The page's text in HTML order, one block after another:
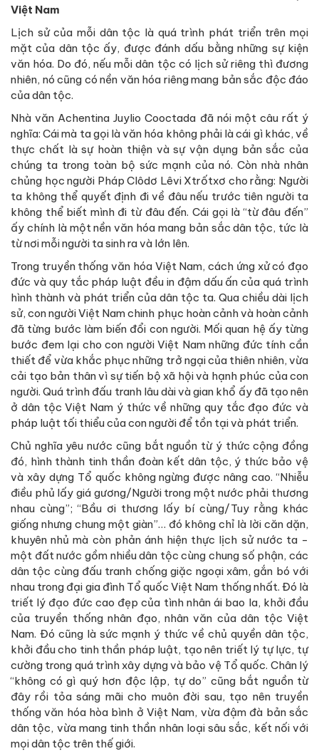
Việt Nam
Lịch sử của mỗi dân tộc là quá trình phát triển trên mọi
mặt của dân tộc ấy, được đánh dấu bằng những sự kiện
văn hóa. Do đó, nếu mỗi dân tộc có lịch sử riêng thì đương
nhiên, nó cũng có nền văn hóa riêng mang bản sắc độc đáo
của dân tộc.
Nhà văn Achentina Juylio Cooctada đã nói một câu rất ý
nghĩa: Cái mà ta gọi là văn hóa không phải là cái gì khác, về
thực chất là sự hoàn thiện và sự vận dụng bản sắc của
chúng ta trong toàn bộ sức mạnh của nó. Còn nhà nhân
chủng học người Pháp Clôdơ Lêvi Xtrốtxơ cho rằng: Người
ta không thể quyết định đi về đâu nếu trước tiên người ta
không thể biết mình đi từ đâu đến. Cái gọi là “từ đâu đến”
ấy chính là một nền văn hóa mang bản sắc dân tộc, tức là
từ nơi mỗi người ta sinh ra và lớn lên.
Trong truyền thống văn hóa Việt Nam, cách ứng xử có đạo
đức và quy tắc pháp luật đều in đậm dấu ấn của quá trình
hình thành và phát triển của dân tộc ta. Qua chiều dài lịch
sử, con người Việt Nam chinh phục hoàn cảnh và hoàn cảnh
đã từng bước làm biến đổi con người. Mối quan hệ ấy từng
bước đem lại cho con người Việt Nam những đức tính cần
thiết để vừa khắc phục những trở ngại của thiên nhiên, vừa
cải tạo bản thân vì sự tiến bộ xã hội và hạnh phúc của con
người. Quá trình đấu tranh lâu dài và gian khổ ấy đã tạo nên
ở dân tộc Việt Nam ý thức về những quy tắc đạo đức và
pháp luật tối thiểu của con người để tồn tại và phát triển.
Chủ nghĩa yêu nước cũng bắt nguồn từ ý thức cộng đồng
đó, hình thành tinh thần đoàn kết dân tộc, ý thức bảo vệ
và xây dựng Tổ quốc không ngừng được nâng cao. “Nhiễu
điều phủ lấy giá gương/Người trong một nước phải thương
nhau cùng”; “Bầu ơi thương lấy bí cùng/Tuy rằng khác
giống nhưng chung một giàn”… đó không chỉ là lời căn dặn,
khuyên nhủ mà còn phản ánh hiện thực lịch sử nước ta -
một đất nước gồm nhiều dân tộc cùng chung số phận, các
dân tộc cùng đấu tranh chống giặc ngoại xâm, gắn bó với
nhau trong đại gia đình Tổ quốc Việt Nam thống nhất. Đó là
triết lý đạo đức cao đẹp của tình nhân ái bao la, khởi đầu
của truyền thống nhân đạo, nhân văn của dân tộc Việt
Nam. Đó cũng là sức mạnh ý thức về chủ quyền dân tộc,
khởi đầu cho tinh thần pháp luật, tạo nên triết lý tự lực, tự
cường trong quá trình xây dựng và bảo vệ Tổ quốc. Chân lý
“không có gì quý hơn độc lập, tự do” cũng bắt nguồn từ
đây rồi tỏa sáng mãi cho muôn đời sau, tạo nên truyền
thống văn hóa hòa bình ở Việt Nam, vừa đậm đà bản sắc
dân tộc, vừa mang tinh thần nhân loại sâu sắc, kết nối với
mọi dân tộc trên thế giới.